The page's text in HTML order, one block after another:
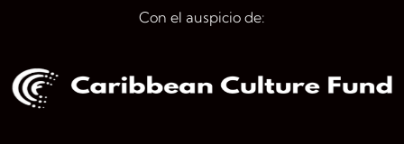
Con el auspicio de: